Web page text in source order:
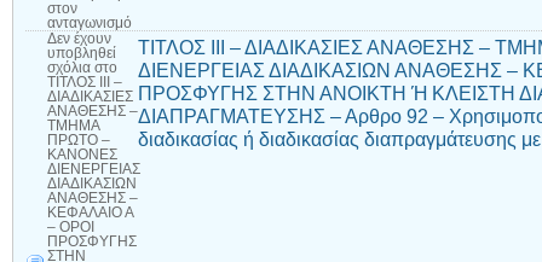
στον
ανταγωνισμό
Δεν έχουν
υποβληθεί
σχόλια στο
ΤΙΤΛΟΣ ΙΙΙ –
ΔΙΑΔΙΚΑΣΙΕΣ
ΑΝΑΘΕΣΗΣ –
ΤΜΗΜΑ
ΠΡΩΤΟ –
ΚΑΝΟΝΕΣ
ΔΙΕΝΕΡΓΕΙΑΣ
ΔΙΑΔΙΚΑΣΙΩΝ
ΑΝΑΘΕΣΗΣ –
ΚΕΦΑΛΑΙΟ Α
– ΟΡΟΙ
ΠΡΟΣΦΥΓΗΣ
ΣΤΗΝ
ΤΙΤΛΟΣ ΙΙΙ – ΔΙΑΔΙΚΑΣΙΕΣ ΑΝΑΘΕΣΗΣ –
ΔΙΕΝΕΡΓΕΙΑΣ ΔΙΑΔΙΚΑΣΙΩΝ ΑΝΑΘΕΣΗΣ –
ΠΡΟΣΦΥΓΗΣ ΣΤΗΝ ΑΝΟΙΚΤΗ Ή ΚΛΕΙΣΤΗ
ΔΙΑΠΡΑΓΜΑΤΕΥΣΗΣ – Αρθρο 92 –
διαδικασίας ή διαδικασίας διαπραγμάτευσης